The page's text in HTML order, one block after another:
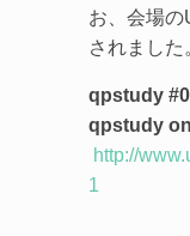
お、会場の
されました
qpstudy
qpstudy
http://
1